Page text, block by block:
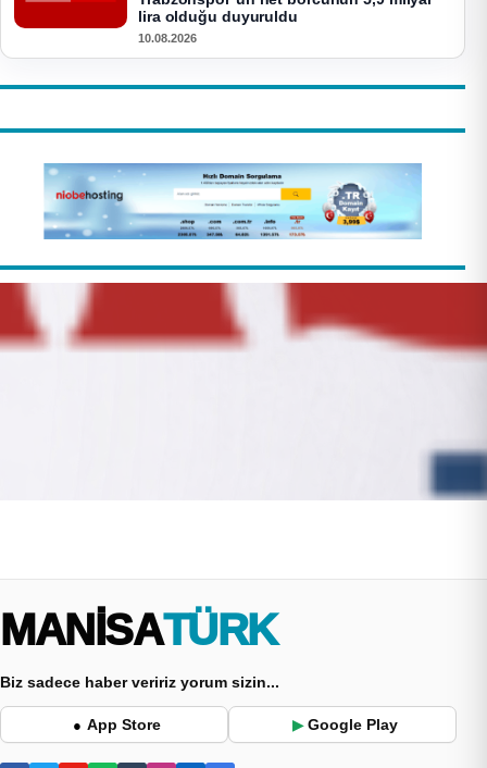
lira olduğu duyuruldu
10.08.2026
MANİSA TÜRK
Biz sadece haber veririz yorum sizin...
● App Store ▶ Google Play